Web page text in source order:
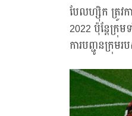
បែលហ្ស៊ិក ត្រូវក
2022 ប៉ុន្តែក្រុ
ការបញ្ជូនក្រុម